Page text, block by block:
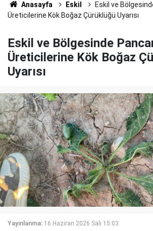
Anasayfa Eskil
Eskil ve
Üreticilerine Kök Boğaz Çürüklüğü Uyarısı
Eskil ve Bölgesinde
Üreticilerine Kök Boğaz
Uyarısı
Yayınlanma: 16 Haziran 2026 Salı 15:03